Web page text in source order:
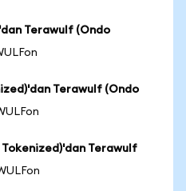
Terawulf (Ondo
Terawulf (Ondo
Tokenized)'dan Terawulf